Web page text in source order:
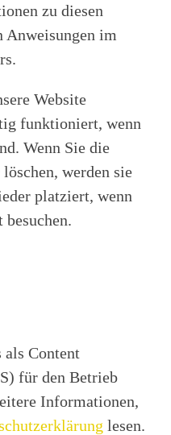
zu diesen
Anweisungen im
Website
funktioniert, wenn
Wenn Sie die
werden sie
platziert, wenn
besuchen.
als Content
für den Betrieb
Informationen,
lesen.